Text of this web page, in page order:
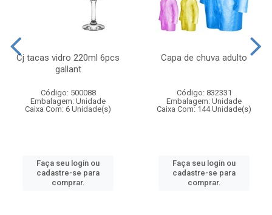
Cj tacas vidro 220ml 6pcs
gallant
Código: 500088
Embalagem: Unidade
Caixa Com: 6 Unidade(s)
Faça seu login ou
cadastre-se para
comprar.
Capa de chuva adulto
Código: 832331
Embalagem: Unidade
Caixa Com: 144 Unidade(s)
Faça seu login ou
cadastre-se para
comprar.